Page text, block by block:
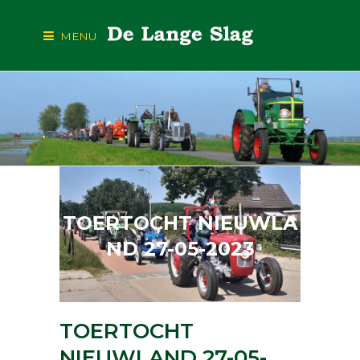
MENU
TOERTOCHT NIEUWLA
ND 27-05-2023
TOERTOCHT